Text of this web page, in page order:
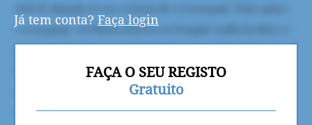
Já tem conta? Faça login
FAÇA O SEU REGISTO
Gratuito